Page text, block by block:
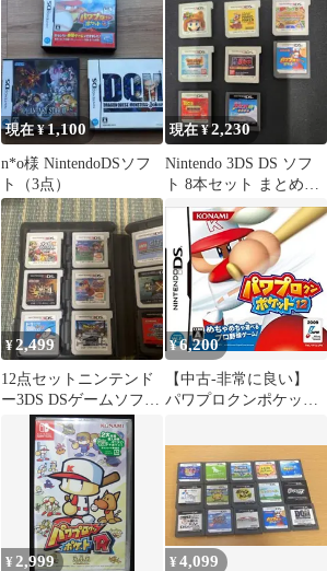
現在 ¥1,100
n*o様 NintendoDSソフ
ト（3点）
現在 ¥2,230
Nintendo 3DS DS ソフ
ト 8本セット まとめ売
り
¥2,499
12点セットニンテンド
ー3DS DSゲームソフト
セット
¥6,200
【中古-非常に良い】
パワプロクンポケット
¥ 2,999 ¥4,099